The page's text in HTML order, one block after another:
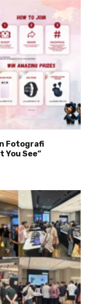
Fotografi
You See”